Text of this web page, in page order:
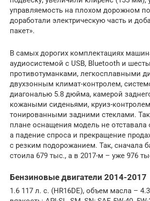
управляемость на плохом дорожном
доработали электрическую часть и
пакет».
В самых дорогих комплектациях
аудиосистемой с USB, Bluetooth и
противотуманками, легкосплавными
двухзонным климат-контролем,
диагональю 5.8 дюйма, камерой
кожаными сиденьями, круиз-
тонированными задними стеклами.
плане оснащения модель не отставала
а падение спроса и прекращение
с резким подорожанием. Так, сначала
стоила 679 тыс., а в 2017-м – уже 976
Бензиновые двигатели 2014-2017
1.6 117 л. с. (HR16DE), объем масла –